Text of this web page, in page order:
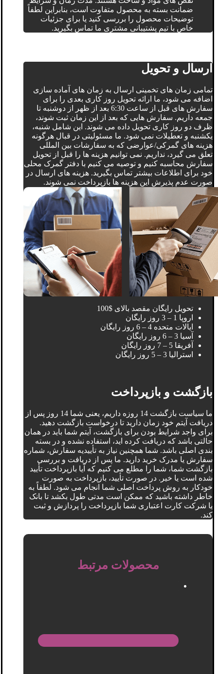
ضمانت بسته به محصول متفاوت است، بنابراین لطفاً
توضیحات محصول را بررسی کنید یا برای جزئیات
خاص با تیم پشتیبانی مشتری ما تماس بگیرید.
ارسال و تحویل
تمامی زمان های تخمینی ارسال به زمان های آماده سازی
اضافه می شود، ما ارائه تحویل روز کاری بعدی را برای
سفارش های قبل از ساعت 6:30 بعد از ظهر از دوشنبه تا
جمعه داریم. سفارش هایی که بعد از این زمان ثبت شوند،
ظرف دو روز کاری تحویل داده می شوند. این شامل شنبه،
یکشنبه و تعطیلات نمی شود. ما مسئولیتی در قبال هرگونه
هزینه های گمرکی/عوارضی که به سفارشات بین المللی
تعلق می گیرد، نداریم. نمی توانیم هزینه ها را قبل از تحویل
سفارش محاسبه کنیم و توصیه می کنیم با دفتر گمرک محلی
خود برای اطلاعات بیشتر تماس بگیرید. هزینه های ارسال در
صورت عدم پذیرش این هزینه ها بازپرداخت نمی شوند.
تحویل رایگان مقصد بالای $100
اروپا 1 – 3 روز رایگان
ایالات متحده 4 – 6 روز رایگان
آسیا 3 – 6 روز رایگان
آفریقا 5 – 7 روز رایگان
استرالیا 3 – 5 روز رایگان
بازگشت و بازپرداخت
ما سیاست بازگشت 14 روزه داریم، یعنی شما 14 روز پس از
دریافت آیتم خود زمان دارید تا درخواست بازگشت دهید.
برای واجد شرایط بودن برای بازگشت، آیتم شما باید در همان
حالتی باشد که دریافت کرده اید، استفاده نشده و در بسته
بندی اصلی باشد. شما همچنین نیاز به تأییدیه سفارش، شماره
سفارش یا مدرک خرید دارید. ما پس از دریافت و بررسی
بازگشت شما، شما را مطلع می کنیم که آیا بازپرداخت تأیید
شده است یا خیر. در صورت تأیید، بازپرداخت به صورت
خودکار به روش پرداخت اصلی شما انجام می شود. لطفاً به
خاطر داشته باشید که ممکن است مدتی طول بکشد تا بانک
یا شرکت کارت اعتباری شما بازپرداخت را پردازش و ثبت
کند.
محصولات مرتبط